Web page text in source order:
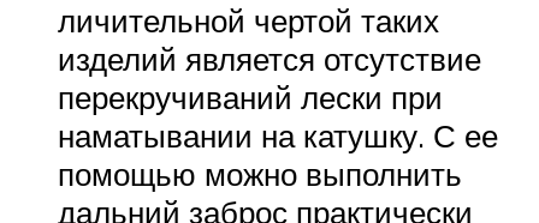
личительной чертой таких
изделий является отсутствие
перекручиваний лески при
наматывании на катушку. С ее
помощью можно выполнить
дальний заброс практически